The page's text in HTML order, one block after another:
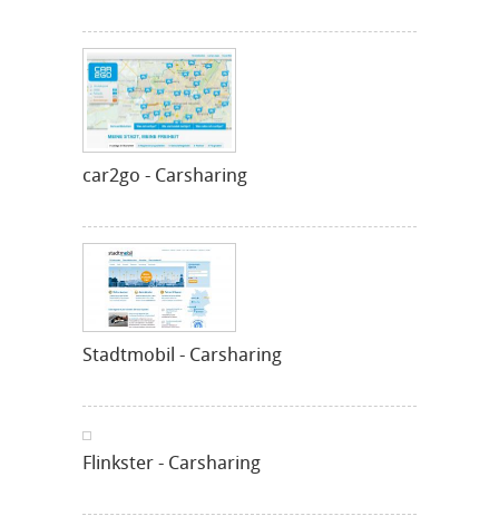
car2go - Carsharing
Stadtmobil - Carsharing
Flinkster - Carsharing